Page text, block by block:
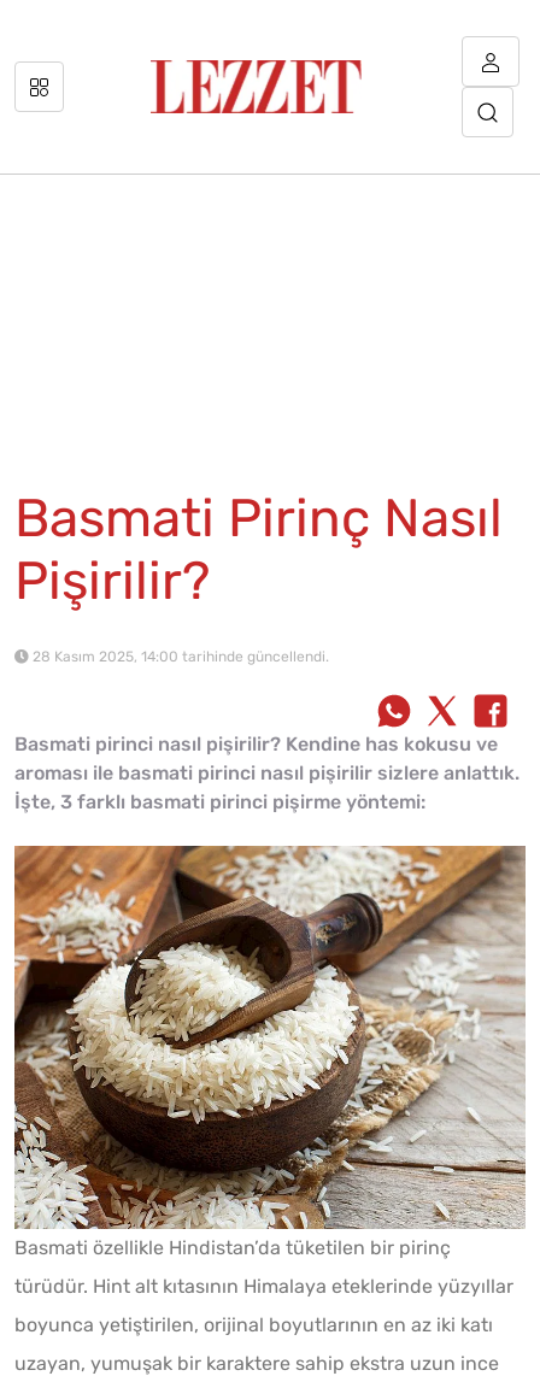
Basmati Pirinç Nasıl
Pişirilir?
28 Kasım 2025, 14:00 tarihinde güncellendi.
Basmati pirinci nasıl pişirilir? Kendine has kokusu ve
aroması ile basmati pirinci nasıl pişirilir sizlere anlattık.
İşte, 3 farklı basmati pirinci pişirme yöntemi:
Basmati özellikle Hindistan’da tüketilen bir pirinç
türüdür. Hint alt kıtasının Himalaya eteklerinde yüzyıllar
boyunca yetiştirilen, orijinal boyutlarının en az iki katı
uzayan, yumuşak bir karaktere sahip ekstra uzun ince